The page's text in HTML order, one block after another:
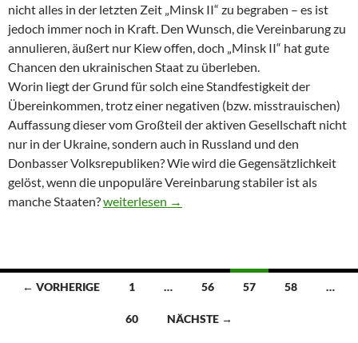
nicht alles in der letzten Zeit „Minsk II“ zu begraben – es ist
jedoch immer noch in Kraft. Den Wunsch, die Vereinbarung zu
annulieren, äußert nur Kiew offen, doch „Minsk II“ hat gute
Chancen den ukrainischen Staat zu überleben.
Worin liegt der Grund für solch eine Standfestigkeit der
Übereinkommen, trotz einer negativen (bzw. misstrauischen)
Auffassung dieser vom Großteil der aktiven Gesellschaft nicht
nur in der Ukraine, sondern auch in Russland und den
Donbasser Volksrepubliken? Wie wird die Gegensätzlichkeit
gelöst, wenn die unpopuläre Vereinbarung stabiler ist als
manche Staaten?R.I. – 2 jahre M2 – weder Frieden noch Krieg
weiterlesen →
Beitragsnavigation
← VORHERIGE 1 … 56 57 58 …
60 NÄCHSTE →